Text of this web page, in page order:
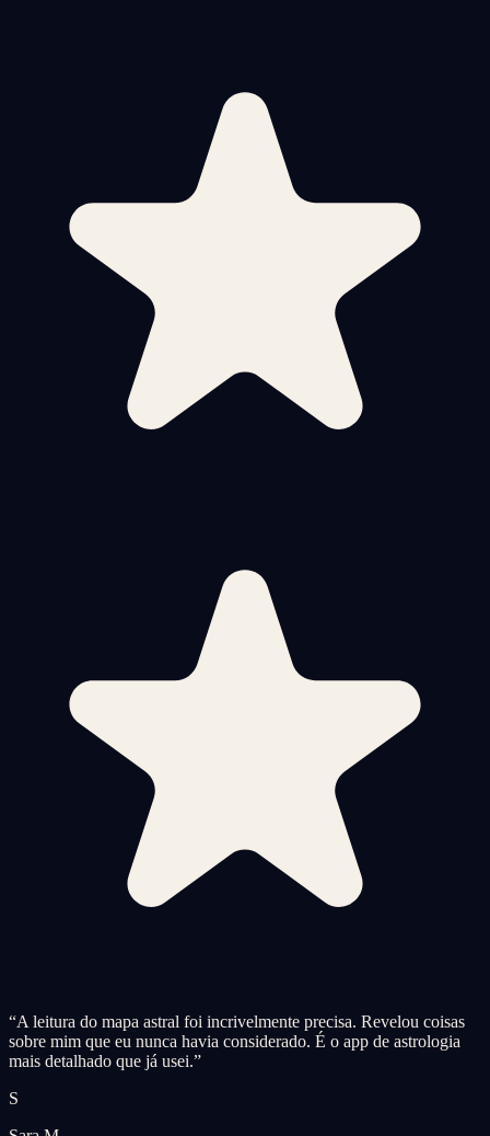
“A leitura do mapa astral foi incrivelmente precisa. Revelou coisas
sobre mim que eu nunca havia considerado. É o app de astrologia
mais detalhado que já usei.”
S